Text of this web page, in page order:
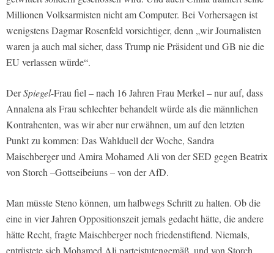
Millionen Volksarmisten nicht am Computer. Bei Vorhersagen ist
wenigstens Dagmar Rosenfeld vorsichtiger, denn „wir Journalisten
waren ja auch mal sicher, dass Trump nie Präsident und GB nie die
EU verlassen würde“.
DerSpiegel-Frau fiel – nach 16 Jahren Frau Merkel – nur auf, dass
Annalena als Frau schlechter behandelt würde als die männlichen
Kontrahenten, was wir aber nur erwähnen, um auf den letzten
Punkt zu kommen: Das Wahlduell der Woche, Sandra
Maischberger und Amira Mohamed Ali von der SED gegen Beatrix
von Storch –Gottseibeiuns – von der AfD.
Man müsste Steno können, um halbwegs Schritt zu halten. Ob die
eine in vier Jahren Oppositionszeit jemals gedacht hätte, die andere
hätte Recht, fragte Maischberger noch friedenstiftend. Niemals,
entrüstete sich Mohamed Ali parteistutengemäß, und von Storch